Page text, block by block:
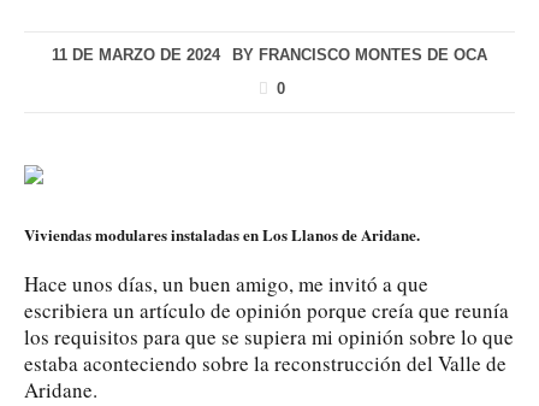
11 DE MARZO DE 2024 BY FRANCISCO MONTES DE OCA
0
Viviendas modulares instaladas en Los Llanos de Aridane.
Hace unos días, un buen amigo, me invitó a que
escribiera un artículo de opinión porque creía que reunía
los requisitos para que se supiera mi opinión sobre lo que
estaba aconteciendo sobre la reconstrucción del Valle de
Aridane.